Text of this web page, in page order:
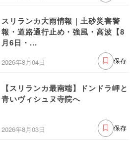
スリランカ大雨情報｜土砂災害警
報・道路通行止め・強風・高波【8
月6日・...
2026年8月04日 保存
【スリランカ最南端】ドンドラ岬と
青いヴィシュヌ寺院へ
2026年8月03日 保存